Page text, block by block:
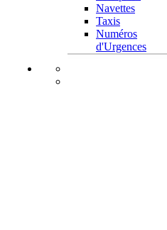
Navettes
Taxis
Numéros
d'Urgences